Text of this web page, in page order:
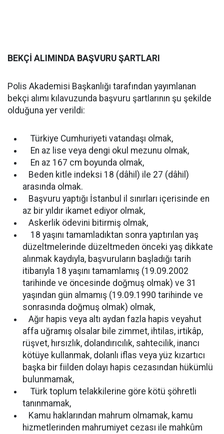
BEKÇİ ALIMINDA BAŞVURU ŞARTLARI
Polis Akademisi Başkanlığı tarafından yayımlanan
bekçi alımı kılavuzunda başvuru şartlarının şu şekilde
olduğuna yer verildi:
Türkiye Cumhuriyeti vatandaşı olmak,
En az lise veya dengi okul mezunu olmak,
En az 167 cm boyunda olmak,
Beden kitle indeksi 18 (dâhil) ile 27 (dâhil)
arasında olmak.
Başvuru yaptığı İstanbul il sınırları içerisinde en
az bir yıldır ikamet ediyor olmak,
Askerlik ödevini bitirmiş olmak,
18 yaşını tamamladıktan sonra yaptırılan yaş
düzeltmelerinde düzeltmeden önceki yaş dikkate
alınmak kaydıyla, başvuruların başladığı tarih
itibarıyla 18 yaşını tamamlamış (19.09.2002
tarihinde ve öncesinde doğmuş olmak) ve 31
yaşından gün almamış (19.09.1990 tarihinde ve
sonrasında doğmuş olmak) olmak,
Ağır hapis veya altı aydan fazla hapis veyahut
affa uğramış olsalar bile zimmet, ihtilas, irtikâp,
rüşvet, hırsızlık, dolandırıcılık, sahtecilik, inancı
kötüye kullanmak, dolanlı iflas veya yüz kızartıcı
başka bir fiilden dolayı hapis cezasından hükümlü
bulunmamak,
Türk toplum telakkilerine göre kötü şöhretli
tanınmamak,
Kamu haklarından mahrum olmamak, kamu
hizmetlerinden mahrumiyet cezası ile mahkûm